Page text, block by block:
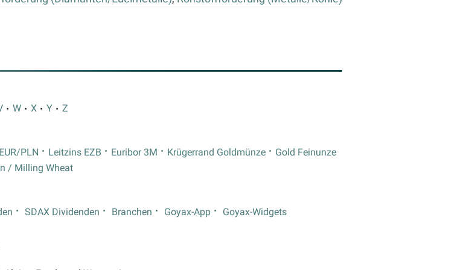
W X Y Z
EUR/PLN Leitzins EZB Euribor 3M Krügerrand Goldmünze
Gold Feinunze
/ Milling Wheat
SDAX Dividenden Branchen Goyax-App Goyax-Widgets